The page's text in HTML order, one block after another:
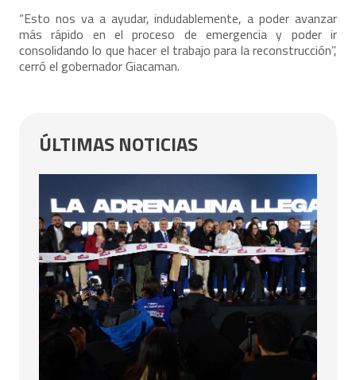
“Esto nos va a ayudar, indudablemente, a poder avanzar
más rápido en el proceso de emergencia y poder ir
consolidando lo que hacer el trabajo para la reconstrucción”,
cerró el gobernador Giacaman.
ÚLTIMAS NOTICIAS